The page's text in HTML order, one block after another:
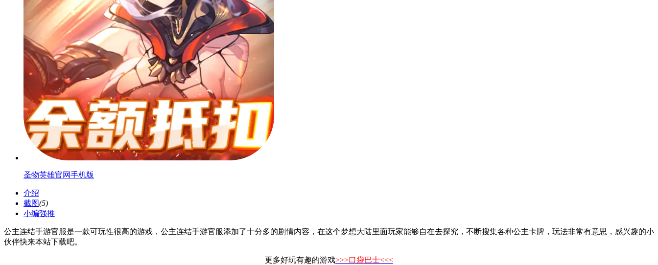
圣物英雄官网手机版
介绍
截图(5)
小编强推
公主连结手游官服是一款可玩性很高的游戏，公主连结手游官服添加了十分多的剧情内容，在这个梦想大陆里面玩家能够自在去探究，不断搜集各种公主卡牌，玩法非常有意思，感兴趣的小
伙伴快来本站下载吧。
更多好玩有趣的游戏>>>口袋巴士<<<